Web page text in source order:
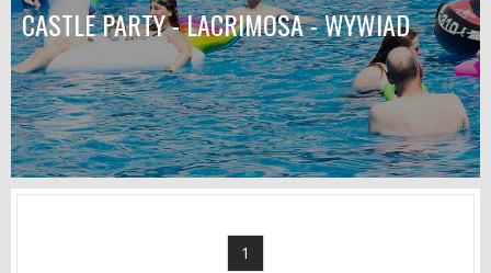
CASTLE PARTY - LACRIMOSA - WYWIAD
1